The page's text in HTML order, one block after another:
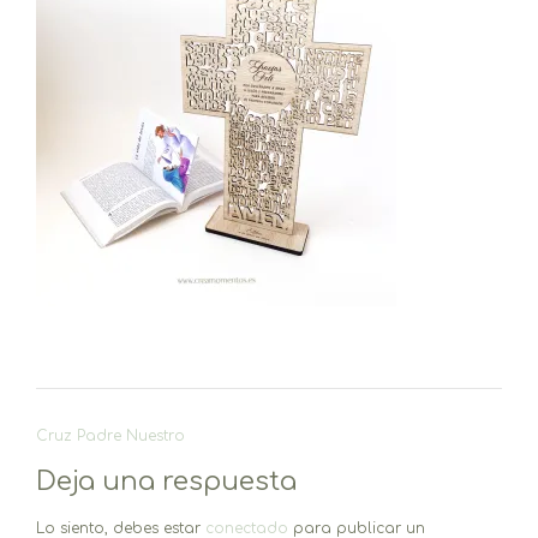
Navegación
entradas
Cruz Padre Nuestro
Deja una respuesta
Lo siento, debes estar conectado para publicar un